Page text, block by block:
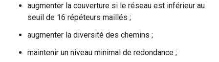
augmenter la couverture si le réseau est inférieur au
seuil de 16 répéteurs maillés ;
augmenter la diversité des chemins ;
maintenir un niveau minimal de redondance ;